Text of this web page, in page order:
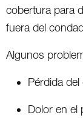
cobertura para
fuera del
Algunos
Pérdida
Dolor en el